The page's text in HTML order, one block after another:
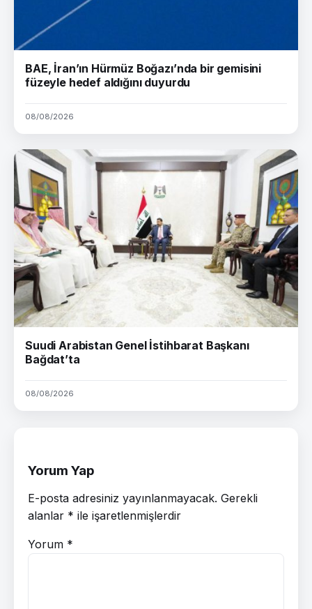
BAE, İran’ın Hürmüz Boğazı’nda bir gemisini
füzeyle hedef aldığını duyurdu
08/08/2026
Suudi Arabistan Genel İstihbarat Başkanı
Bağdat’ta
08/08/2026
Yorum Yap
E-posta adresiniz yayınlanmayacak. Gerekli
alanlar * ile işaretlenmişlerdir
Yorum *